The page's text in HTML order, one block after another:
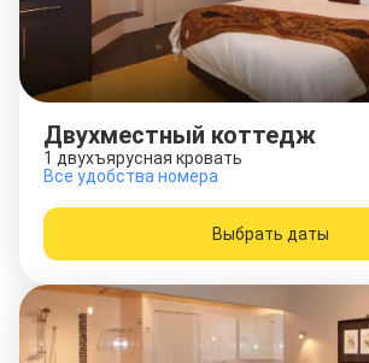
Двухместный коттедж
1 двухъярусная кровать
Все удобства номера
Выбрать даты